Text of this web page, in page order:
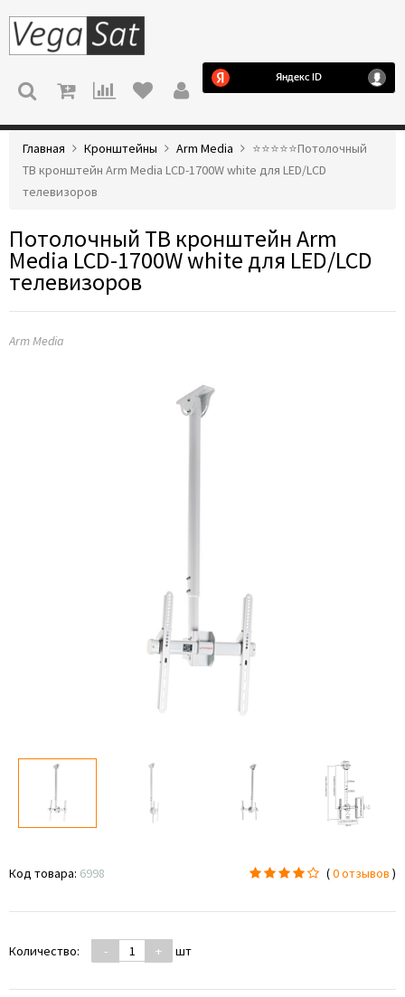
МЕНЮ
Главная Кронштейны Arm Media
⭐️⭐️⭐️⭐️⭐️Потолочный
ТВ кронштейн Arm Media LCD-1700W white для LED/LCD
телевизоров
Потолочный ТВ кронштейн Arm
Media LCD-1700W white для LED/LCD
телевизоров
Arm Media
Код товара: 6998 (0 отзывов )
Количество: - + шт